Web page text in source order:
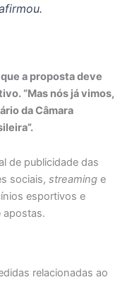
a proposta deve
“Mas nós já vimos,
da Câmara
de publicidade das
sociais, streaming e
esportivos e
apostas.
relacionadas ao